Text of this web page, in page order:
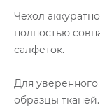
Чехол
полностью
салфеток.
Для
образцы тканей.